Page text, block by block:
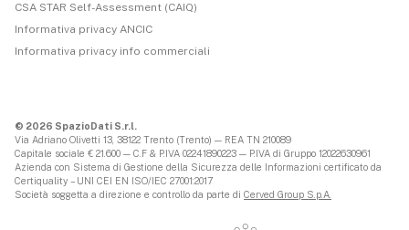
CSA STAR Self-Assessment (CAIQ)
Informativa privacy ANCIC
Informativa privacy info commerciali
© 2026 SpazioDati S.r.l.
Via Adriano Olivetti 13, 38122 Trento (Trento) — REA TN 210089
Capitale sociale € 21.600 — C.F & P.IVA 02241890223 — P.IVA di Gruppo 12022630961
Azienda con Sistema di Gestione della Sicurezza delle Informazioni certificato da
Certiquality – UNI CEI EN ISO/IEC 27001:2017
Società soggetta a direzione e controllo da parte di Cerved Group S.p.A.